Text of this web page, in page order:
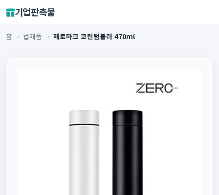
기업판촉물
홈 › 컵제품 › 제로마크 코린텀블러 470ml